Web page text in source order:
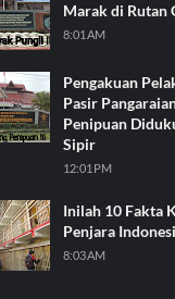
Marak di Rutan
8:01 AM
Pengakuan
Pasir
Penipuan
Sipir
12:01 PM
Inilah 10 Fakta
Penjara
8:03 AM